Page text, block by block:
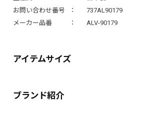
お問い合わせ番号
737AL90179
メーカー品番
ALV-90179
アイテムサイズ
ブランド紹介